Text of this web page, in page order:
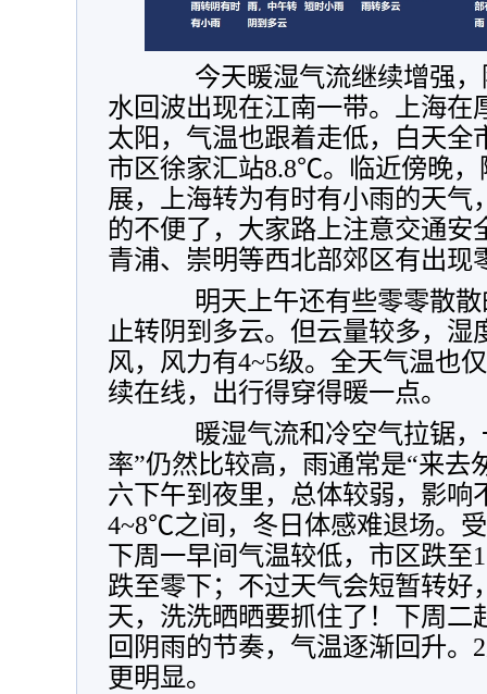
今天暖湿气流继续增强，
水回波出现在江南一带。上海在
太阳，气温也跟着走低，白天全
市区徐家汇站8.8℃。临近傍晚
展，上海转为有时有小雨的天气
的不便了，大家路上注意交通安
青浦、崇明等西北部郊区有出现
明天上午还有些零零散散
止转阴到多云。但云量较多，湿
风，风力有4~5级。全天气温也
续在线，出行得穿得暖一点。
暖湿气流和冷空气拉锯，
率”仍然比较高，雨通常是“来去
六下午到夜里，总体较弱，影响
4~8℃之间，冬日体感难退场。
下周一早间气温较低，市区跌
跌至零下；不过天气会短暂转好
天，洗洗晒晒要抓住了！下周二
回阴雨的节奏，气温逐渐回升。
更明显。